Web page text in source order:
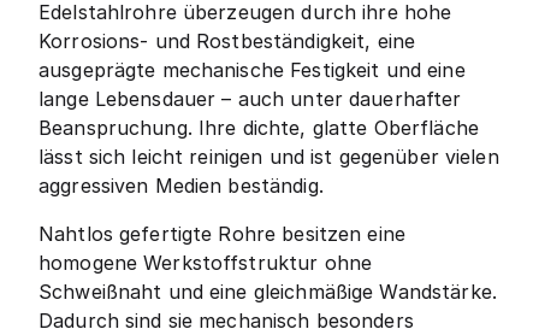
Edelstahlrohre überzeugen durch ihre hohe
Korrosions- und Rostbeständigkeit, eine
ausgeprägte mechanische Festigkeit und eine
lange Lebensdauer – auch unter dauerhafter
Beanspruchung. Ihre dichte, glatte Oberfläche
lässt sich leicht reinigen und ist gegenüber vielen
aggressiven Medien beständig.
Nahtlos gefertigte Rohre besitzen eine
homogene Werkstoffstruktur ohne
Schweißnaht und eine gleichmäßige Wandstärke.
Dadurch sind sie mechanisch besonders